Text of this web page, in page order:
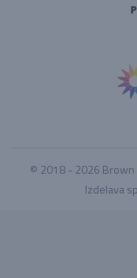
© 2018 - 2026 Brown
Izdelava